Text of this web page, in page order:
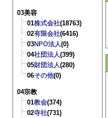
03美容
01株式会社(18763)
02有限会社(6416)
03NPO法人(0)
04社団法人(399)
05財団法人(280)
06その他(0)
04宗教
01教会(374)
02寺社(731)